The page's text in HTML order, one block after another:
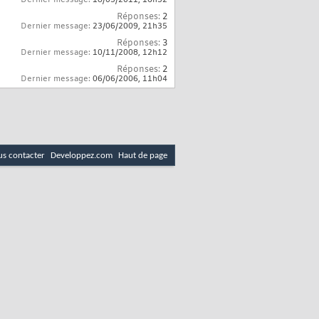
Réponses: 2
Dernier message: 23/06/2009, 21h35
Réponses: 3
Dernier message: 10/11/2008, 12h12
Réponses: 2
Dernier message: 06/06/2006, 11h04
contacter Developpez.com Haut de page